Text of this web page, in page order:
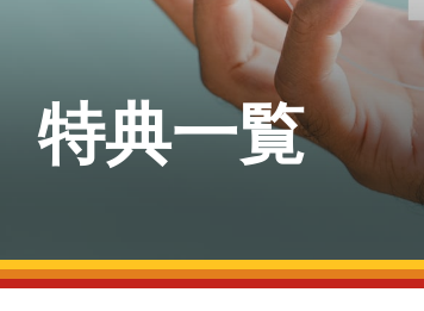
特典一覧